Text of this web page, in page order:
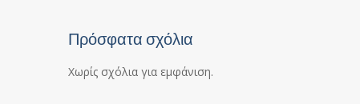
Πρόσφατα σχόλια
Χωρίς σχόλια για εμφάνιση.